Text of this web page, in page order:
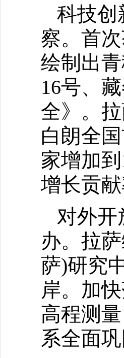
科技创
察。首
绘制出
16号、
全》。
白朗全
家增加
增长贡
对外开
办。拉
萨)研究
岸。加
高程测
系全面巩